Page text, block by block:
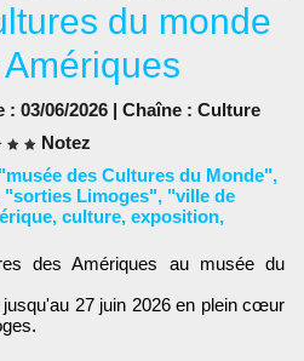
du monde
03/06/2026 | Chaîne : Culture
Notez
"musée des Cultures du Monde",
"sorties Limoges", "ville de
, culture, exposition,
des Amériques au musée du
27 juin 2026 en plein cœur